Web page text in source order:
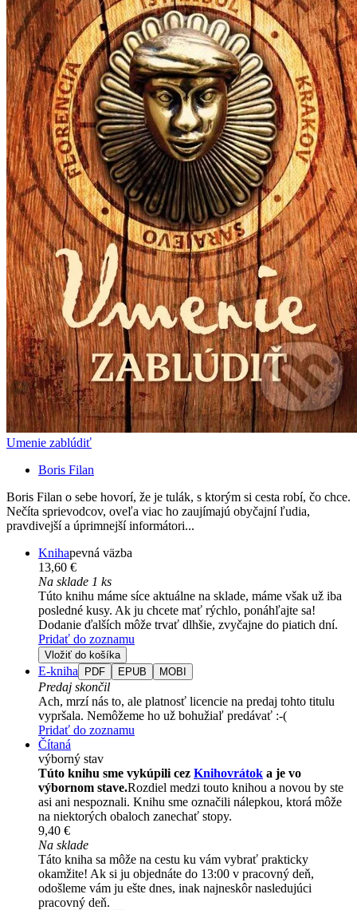
Umenie zablúdiť
Boris Filan
Boris Filan o sebe hovorí, že je tulák, s ktorým si cesta robí, čo chce.
Nečíta sprievodcov, oveľa viac ho zaujímajú obyčajní ľudia,
pravdivejší a úprimnejší informátori...
Knihapevná väzba
13,60 €
Na sklade 1 ks
Túto knihu máme síce aktuálne na sklade, máme však už iba
posledné kusy. Ak ju chcete mať rýchlo, ponáhľajte sa!
Dodanie ďalších môže trvať dlhšie, zvyčajne do piatich dní.
Pridať do zoznamu
Vložiť do košíka
E-kniha PDF EPUB MOBI
Predaj skončil
Ach, mrzí nás to, ale platnosť licencie na predaj tohto titulu
vypršala. Nemôžeme ho už bohužiaľ predávať :-(
Pridať do zoznamu
Čítaná
výborný stav
Túto knihu sme vykúpili cez Knihovrátok a je vo
výbornom stave.Rozdiel medzi touto knihou a novou by ste
asi ani nespoznali. Knihu sme označili nálepkou, ktorá môže
na niektorých obaloch zanechať stopy.
9,40 €
Na sklade
Táto kniha sa môže na cestu ku vám vybrať prakticky
okamžite! Ak si ju objednáte do 13:00 v pracovný deň,
odošleme vám ju ešte dnes, inak najneskôr nasledujúci
pracovný deň.